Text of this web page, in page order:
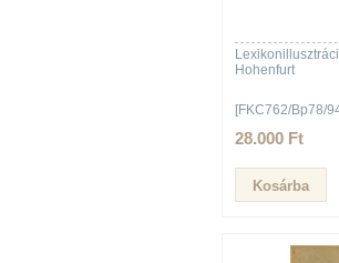
Hohenfurt
[FKC762/Bp78/
28.000 Ft